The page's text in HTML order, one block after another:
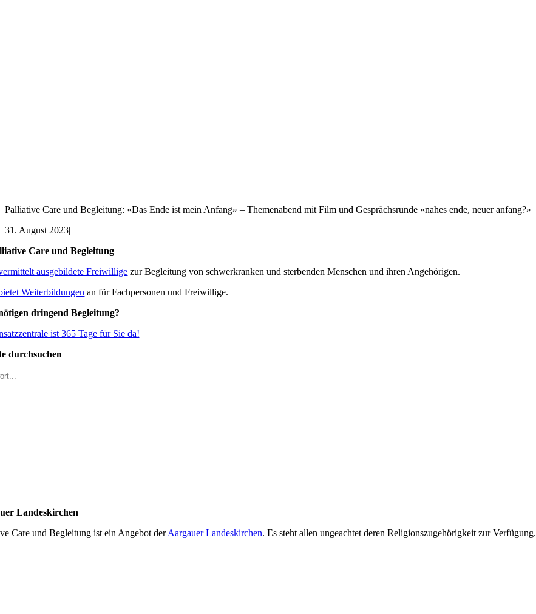
Palliative Care und Begleitung: «Das Ende ist mein Anfang» – Themenabend mit Film und Gesprächsrunde «nahes ende, neuer anfang?»
31. August 2023|
Care und Begleitung
ausgebildete Freiwillige zur Begleitung von schwerkranken und sterbenden Menschen und ihren Angehörigen.
Weiterbildungen an für Fachpersonen und Freiwillige.
dringend Begleitung?
ist 365 Tage für Sie da!
durchsuchen
Landeskirchen
Care und Begleitung ist ein Angebot derAargauer Landeskirchen. Es steht allen ungeachtet deren Religionszugehörigkeit zur Verfügung.